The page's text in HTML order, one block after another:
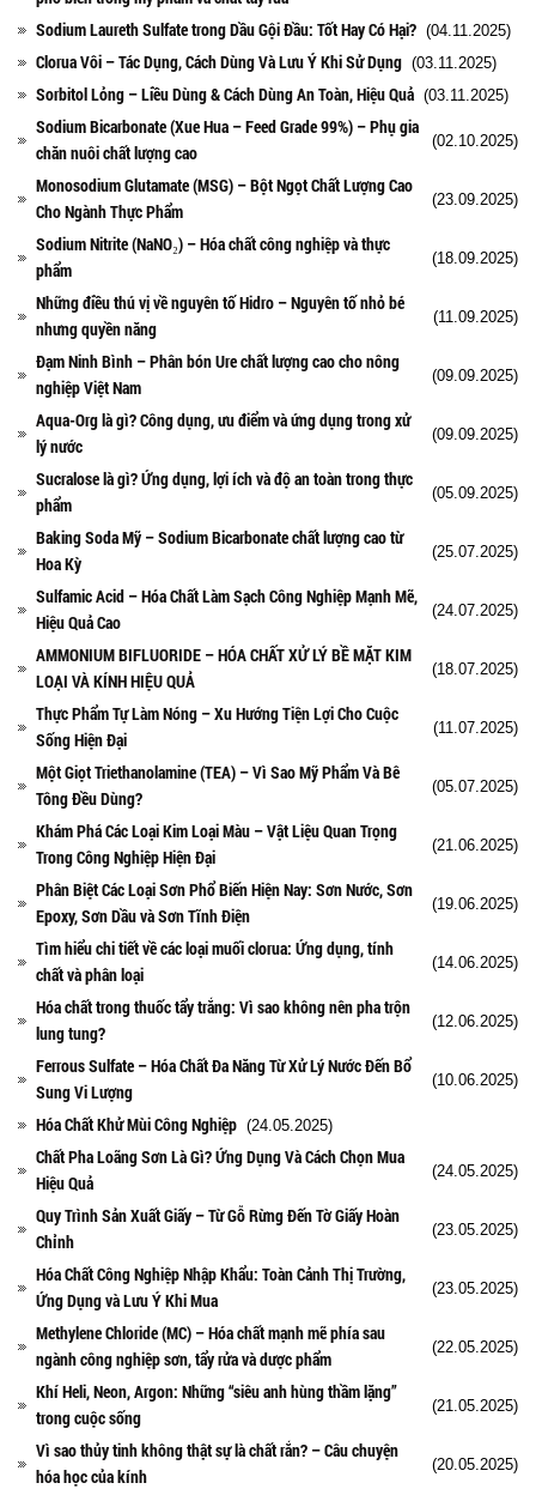
Sodium Laureth Sulfate trong Dầu Gội Đầu: Tốt Hay Có Hại? (04.11.2025)
Clorua Vôi – Tác Dụng, Cách Dùng Và Lưu Ý Khi Sử Dụng (03.11.2025)
Sorbitol Lỏng – Liều Dùng & Cách Dùng An Toàn, Hiệu Quả (03.11.2025)
Sodium Bicarbonate (Xue Hua – Feed Grade 99%) – Phụ gia
chăn nuôi chất lượng cao
(02.10.2025)
Monosodium Glutamate (MSG) – Bột Ngọt Chất Lượng Cao
Cho Ngành Thực Phẩm
(23.09.2025)
Sodium Nitrite (NaNO₂) – Hóa chất công nghiệp và thực
phẩm
(18.09.2025)
Những điều thú vị về nguyên tố Hidro – Nguyên tố nhỏ bé
nhưng quyền năng
(11.09.2025)
Đạm Ninh Bình – Phân bón Ure chất lượng cao cho nông
nghiệp Việt Nam
(09.09.2025)
Aqua-Org là gì? Công dụng, ưu điểm và ứng dụng trong xử
lý nước
(09.09.2025)
Sucralose là gì? Ứng dụng, lợi ích và độ an toàn trong thực
phẩm
(05.09.2025)
Baking Soda Mỹ – Sodium Bicarbonate chất lượng cao từ
Hoa Kỳ
(25.07.2025)
Sulfamic Acid – Hóa Chất Làm Sạch Công Nghiệp Mạnh Mẽ,
Hiệu Quả Cao
(24.07.2025)
AMMONIUM BIFLUORIDE – HÓA CHẤT XỬ LÝ BỀ MẶT KIM
LOẠI VÀ KÍNH HIỆU QUẢ
(18.07.2025)
Thực Phẩm Tự Làm Nóng – Xu Hướng Tiện Lợi Cho Cuộc
Sống Hiện Đại
(11.07.2025)
Một Giọt Triethanolamine (TEA) – Vì Sao Mỹ Phẩm Và Bê
Tông Đều Dùng?
(05.07.2025)
Khám Phá Các Loại Kim Loại Màu – Vật Liệu Quan Trọng
Trong Công Nghiệp Hiện Đại
(21.06.2025)
Phân Biệt Các Loại Sơn Phổ Biến Hiện Nay: Sơn Nước, Sơn
Epoxy, Sơn Dầu và Sơn Tĩnh Điện
(19.06.2025)
Tìm hiểu chi tiết về các loại muối clorua: Ứng dụng, tính
chất và phân loại
(14.06.2025)
Hóa chất trong thuốc tẩy trắng: Vì sao không nên pha trộn
lung tung?
(12.06.2025)
Ferrous Sulfate – Hóa Chất Đa Năng Từ Xử Lý Nước Đến Bổ
Sung Vi Lượng
(10.06.2025)
Hóa Chất Khử Mùi Công Nghiệp (24.05.2025)
Chất Pha Loãng Sơn Là Gì? Ứng Dụng Và Cách Chọn Mua
Hiệu Quả
(24.05.2025)
Quy Trình Sản Xuất Giấy – Từ Gỗ Rừng Đến Tờ Giấy Hoàn
Chỉnh
(23.05.2025)
Hóa Chất Công Nghiệp Nhập Khẩu: Toàn Cảnh Thị Trường,
Ứng Dụng và Lưu Ý Khi Mua
(23.05.2025)
Methylene Chloride (MC) – Hóa chất mạnh mẽ phía sau
ngành công nghiệp sơn, tẩy rửa và dược phẩm
(22.05.2025)
Khí Heli, Neon, Argon: Những “siêu anh hùng thầm lặng”
trong cuộc sống
(21.05.2025)
Vì sao thủy tinh không thật sự là chất rắn? – Câu chuyện
hóa học của kính
(20.05.2025)